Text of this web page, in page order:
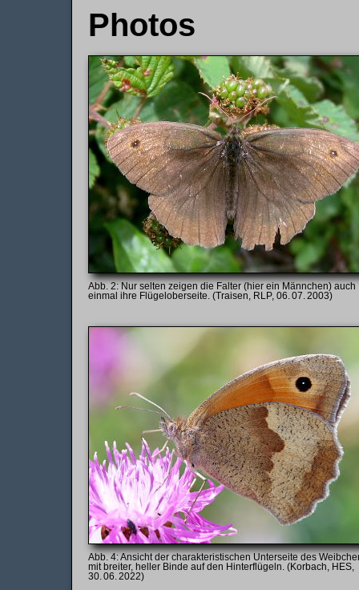
Photos
Nur selten zeigen die Falter (hier ein Männchen) auch
einmal ihre Flügeloberseite. (Traisen, RLP, 06. 07. 2003)
Ansicht der charakteristischen Unterseite des
mit breiter, heller Binde auf den Hinterflügeln. (Korbach, HES,
30. 06. 2022)